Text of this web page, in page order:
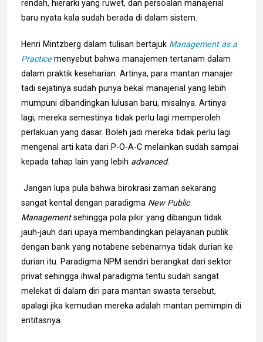
rendah, hierarki yang ruwet, dan persoalan manajerial
baru nyata kala sudah berada di dalam sistem.
Henri Mintzberg dalam tulisan bertajuk Management as a
Practicemenyebut bahwa manajemen tertanam dalam
dalam praktik keseharian. Artinya, para mantan manajer
tadi sejatinya sudah punya bekal manajerial yang lebih
mumpuni dibandingkan lulusan baru, misalnya. Artinya
lagi, mereka semestinya tidak perlu lagi memperoleh
perlakuan yang dasar. Boleh jadi mereka tidak perlu lagi
mengenal arti kata dari P-O-A-C melainkan sudah sampai
kepada tahap lain yang lebih advanced.
Jangan lupa pula bahwa birokrasi zaman sekarang
sangat kental dengan paradigma New Public
Managementsehingga pola pikir yang dibangun tidak
jauh-jauh dari upaya membandingkan pelayanan publik
dengan bank yang notabene sebenarnya tidak durian ke
durian itu. Paradigma NPM sendiri berangkat dari sektor
privat sehingga ihwal paradigma tentu sudah sangat
melekat di dalam diri para mantan swasta tersebut,
apalagi jika kemudian mereka adalah mantan pemimpin di
entitasnya.